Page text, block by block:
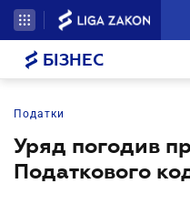
БІЗНЕС
Податки
Уряд погодив
Податкового